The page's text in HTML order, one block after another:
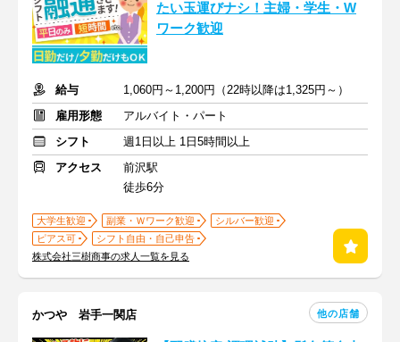
たい玉運びナシ！主婦・学生・W
ワーク歓迎
給与
1,060円～1,200円（22時以降は1,325円～）
雇用形態
アルバイト・パート
シフト
週1日以上 1日5時間以上
アクセス
前沢駅
徒歩6分
大学生歓迎 副業・Ｗワーク歓迎
シルバー歓迎
ピアス可
シフト自由・自己申告
株式会社三樹商事の求人一覧を見る
かつや 岩手一関店 他の店舗